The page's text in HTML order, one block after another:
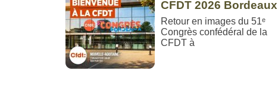
CFDT 2026 Bordeaux
Retour en images du 51ᵉ
Congrès confédéral de la
CFDT à